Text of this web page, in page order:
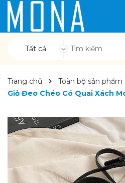
Tất cả
Trang chủ Toàn bộ sản phẩm
Giỏ Đeo Chéo Có Quai Xách